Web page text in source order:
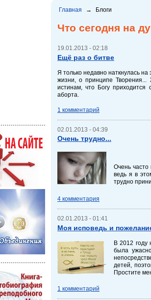
Главная → Блоги
Что сегодня на
19.01.2013 - 02:18
Ещё раз о битве
Я только недавно наткнулась
жизни, о принципе Творения...
истинам, что Богу приходится
аборта.
1 комментарий
02.01.2013 - 04:39
Очень трудно...
Очень часто
ведь я в
трудно
4 комментария
02.01.2013 - 01:41
Моя исповедь и
В 2012 году
была
детей,
Простите
1 комментарий